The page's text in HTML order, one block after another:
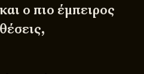
ο πιο έμπειρος